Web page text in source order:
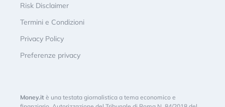
Risk Disclaimer
Termini e Condizioni
Privacy Policy
Preferenze privacy
Money.it è una testata giornalistica a tema economico e